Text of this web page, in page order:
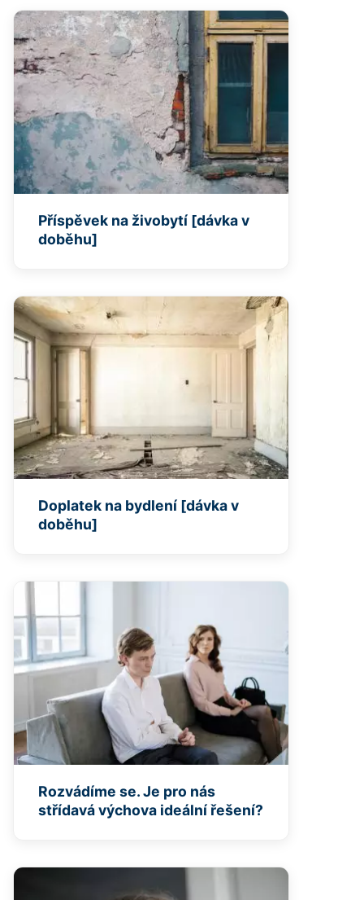
Příspěvek na živobytí [dávka v
doběhu]
Doplatek na bydlení [dávka v
doběhu]
Rozvádíme se. Je pro nás
střídavá výchova ideální řešení?